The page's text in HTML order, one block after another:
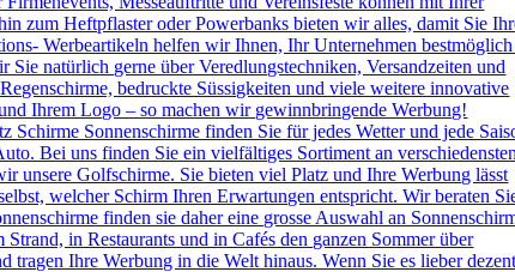
zum Heftpflaster oder Powerbanks bieten wir alles, damit Sie
Werbeartikeln helfen wir Ihnen, Ihr Unternehmen
natürlich gerne über Veredlungstechniken, Versandzeiten und
bedruckte Süssigkeiten und viele weitere innovative
Ihrem Logo – so machen wir gewinnbringende Werbung!
Sonnenschirme finden Sie für jedes Wetter und jede
Bei uns finden Sie ein vielfältiges Sortiment an
unsere Golfschirme. Sie bieten viel Platz und Ihre Werbung lässt
welcher Schirm Ihren Erwartungen entspricht. Wir beraten
finden sie daher eine grosse Auswahl an
in Restaurants und in Cafés den ganzen Sommer über
Ihre Werbung in die Welt hinaus. Wenn Sie es lieber